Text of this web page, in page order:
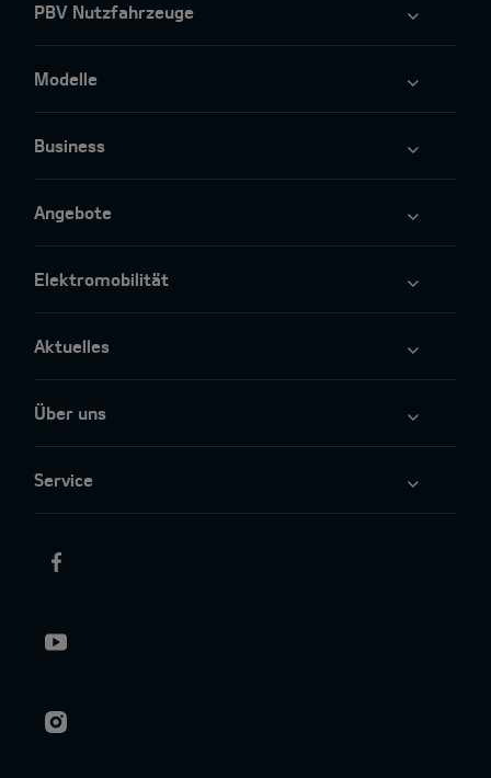
PBV Nutzfahrzeuge
Modelle
Business
Angebote
Elektromobilität
Aktuelles
Über uns
Service